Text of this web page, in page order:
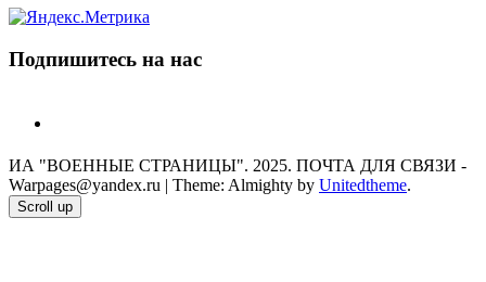
Подпишитесь на нас
ИА "ВОЕННЫЕ СТРАНИЦЫ". 2025. ПОЧТА ДЛЯ СВЯЗИ -
Warpages@yandex.ru | Theme: Almighty by Unitedtheme.
Scroll up